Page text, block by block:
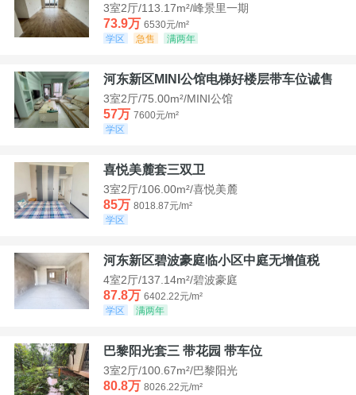
3室2厅/113.17m²/峰景里一期
73.9万 6530元/m²
学区
急售 满两年
河东新区MINI公馆电梯好楼层带车位诚售
3室2厅/75.00m²/MINI公馆
57万 7600元/m²
学区
喜悦美麓套三双卫
3室2厅/106.00m²/喜悦美麓
85万 8018.87元/m²
学区
河东新区碧波豪庭临小区中庭无增值税
4室2厅/137.14m²/碧波豪庭
87.8万 6402.22元/m²
学区
满两年
巴黎阳光套三 带花园 带车位
3室2厅/100.67m²/巴黎阳光
80.8万 8026.22元/m²